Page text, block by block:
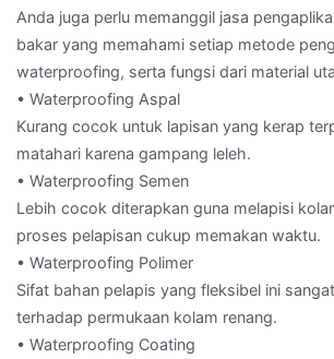
Anda juga perlu memanggil jasa
bakar yang memahami setiap metode
waterproofing, serta fungsi dari material
• Waterproofing Aspal
Kurang cocok untuk lapisan yang kerap
matahari karena gampang leleh.
• Waterproofing Semen
Lebih cocok diterapkan guna melapisi
proses pelapisan cukup memakan waktu.
• Waterproofing Polimer
Sifat bahan pelapis yang fleksibel ini
terhadap permukaan kolam renang.
• Waterproofing Coating